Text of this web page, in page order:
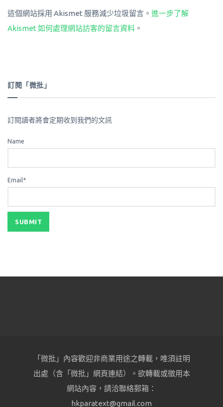
這個網站採用 Akismet 服務減少垃圾留言。 進一步了解
Akismet 如何處理網站訪客的留言資料 。
訂閱「微批」
訂閱讀者將會定期收到我們的文訊
Name
Email*
「微批」內容歡迎非商業用途之轉載，唯須註明
出處（含「微批」網頁連結）。欲轉載或徵用本
網站內容，請洽聯絡郵箱：
hkparatext@gmail.com